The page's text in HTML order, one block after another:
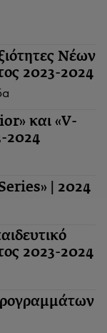
Νέων
2023-2024
και «V-
2024
| 2024
2023-2024